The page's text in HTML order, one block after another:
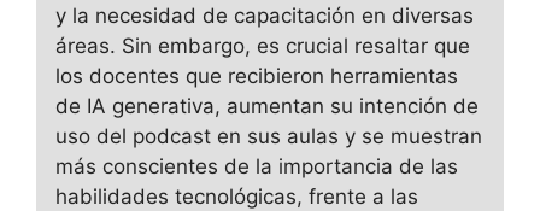
y la necesidad de capacitación en diversas
áreas. Sin embargo, es crucial resaltar que
los docentes que recibieron herramientas
de IA generativa, aumentan su intención de
uso del podcast en sus aulas y se muestran
más conscientes de la importancia de las
habilidades tecnológicas, frente a las